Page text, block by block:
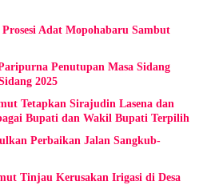
Adat Mopohabaru Sambut
Penutupan Masa Sidang
2025
Tetapkan Sirajudin Lasena dan
Bupati dan Wakil Bupati Terpilih
Perbaikan Jalan Sangkub-
Tinjau Kerusakan Irigasi di Desa